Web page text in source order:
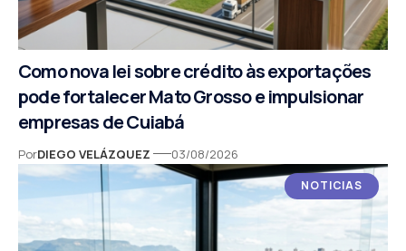
Como nova lei sobre crédito às exportações
pode fortalecer Mato Grosso e impulsionar
empresas de Cuiabá
PorDIEGO VELÁZQUEZ 03/08/2026
NOTICIAS